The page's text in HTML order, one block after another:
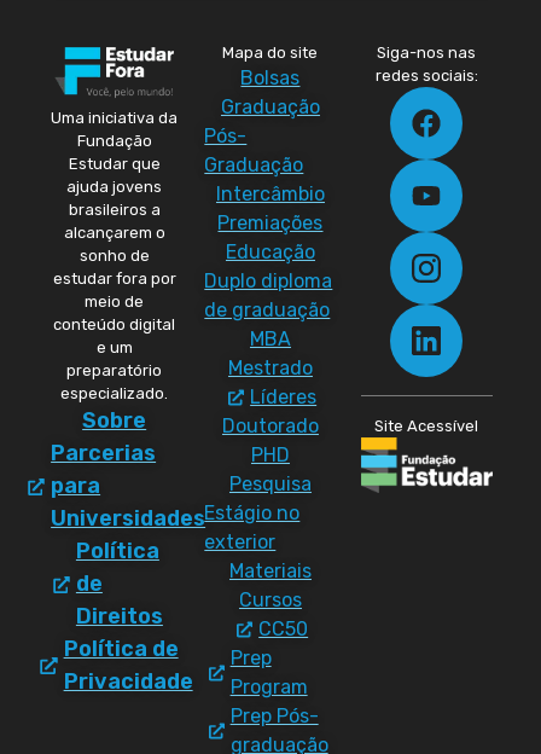
Uma iniciativa da
Fundação
Estudar que
ajuda jovens
brasileiros a
alcançarem o
sonho de
estudar fora por
meio de
conteúdo digital
e um
preparatório
especializado.
Sobre
Parcerias
para
Universidades
Política
de
Direitos
Política de
Privacidade
Mapa do site
Bolsas
Graduação
Pós-
Graduação
Intercâmbio
Premiações
Educação
Duplo diploma
de graduação
MBA
Mestrado
Líderes
Doutorado
PHD
Pesquisa
Estágio no
exterior
Materiais
Cursos
CC50
Prep
Program
Prep Pós-
graduação
Siga-nos nas
redes sociais:
Site Acessível